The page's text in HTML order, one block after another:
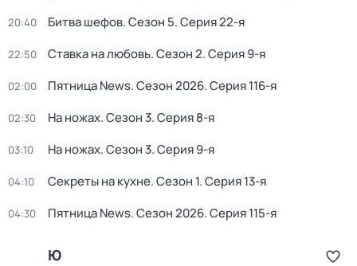
20:40 Битва шефов. Сезон 5. Серия 22-я
22:50 Ставка на любовь. Сезон 2. Серия 9-я
02:00 Пятница News. Сезон 2026. Серия 116-я
02:30 На ножах. Сезон 3. Серия 8-я
03:10 На ножах. Сезон 3. Серия 9-я
04:10 Секреты на кухне. Сезон 1. Серия 13-я
04:30 Пятница News. Сезон 2026. Серия 115-я
Ю